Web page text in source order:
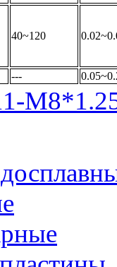
40~120
---